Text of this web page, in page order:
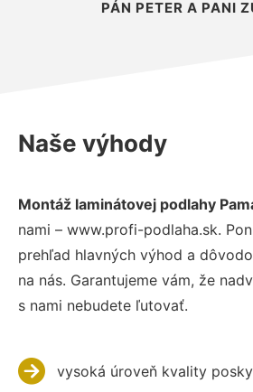
PÁN PETER A PANI
Naše výhody
Montáž laminátovej podlahy
nami – www.profi-podlaha.sk.
prehľad hlavných výhod a
na nás. Garantujeme vám, že
s nami nebudete ľutovať.
vysoká úroveň kvality